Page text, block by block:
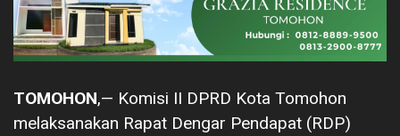
TOMOHON,— Komisi II DPRD Kota Tomohon
melaksanakan Rapat Dengar Pendapat (RDP)